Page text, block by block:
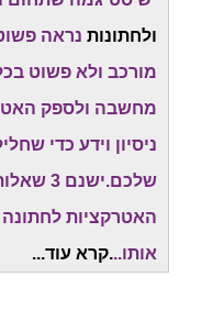
ולחתונות נראה
מורכב ולא פשוט
מחשבה ולספק
ניסיון וידע כדי
שלכם.
ישנם
האטרקציות
אותו...קרא עוד...